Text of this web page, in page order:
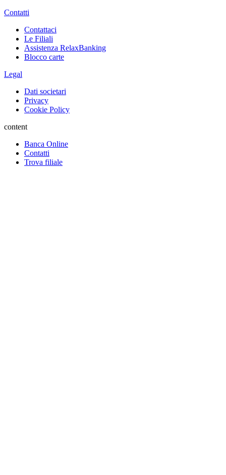
Contatti
Contattaci
Le Filiali
Assistenza RelaxBanking
Blocco carte
Legal
Dati societari
Privacy
Cookie Policy
content
Banca Online
Contatti
Trova filiale